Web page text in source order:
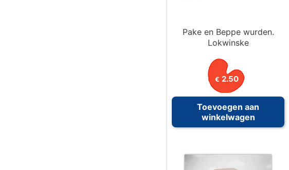
Pake en Beppe wurden.
Lokwinske
€ 2.50
Toevoegen aan
winkelwagen